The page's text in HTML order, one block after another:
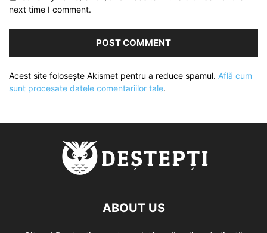
next time I comment.
Acest site folosește Akismet pentru a reduce spamul. Află cum
sunt procesate datele comentariilor tale.
ABOUT US